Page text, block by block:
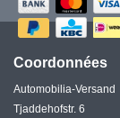
Coordonnées
Automobilia-Versand
Tjaddehofstr. 6